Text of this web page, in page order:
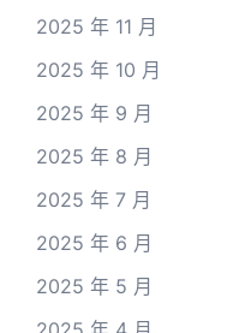
2025 年 11 月
2025 年 10 月
2025 年 9 月
2025 年 8 月
2025 年 7 月
2025 年 6 月
2025 年 5 月